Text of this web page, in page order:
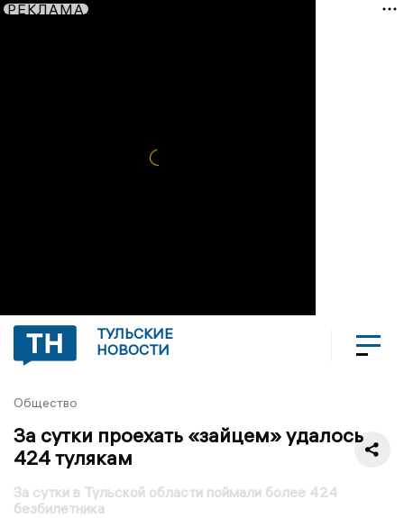
РЕКЛАМА
ТУЛЬСКИЕ
НОВОСТИ
Общество
За сутки проехать «зайцем» удалось
424 тулякам
За сутки в Тульской области поймали более 424
безбилетника